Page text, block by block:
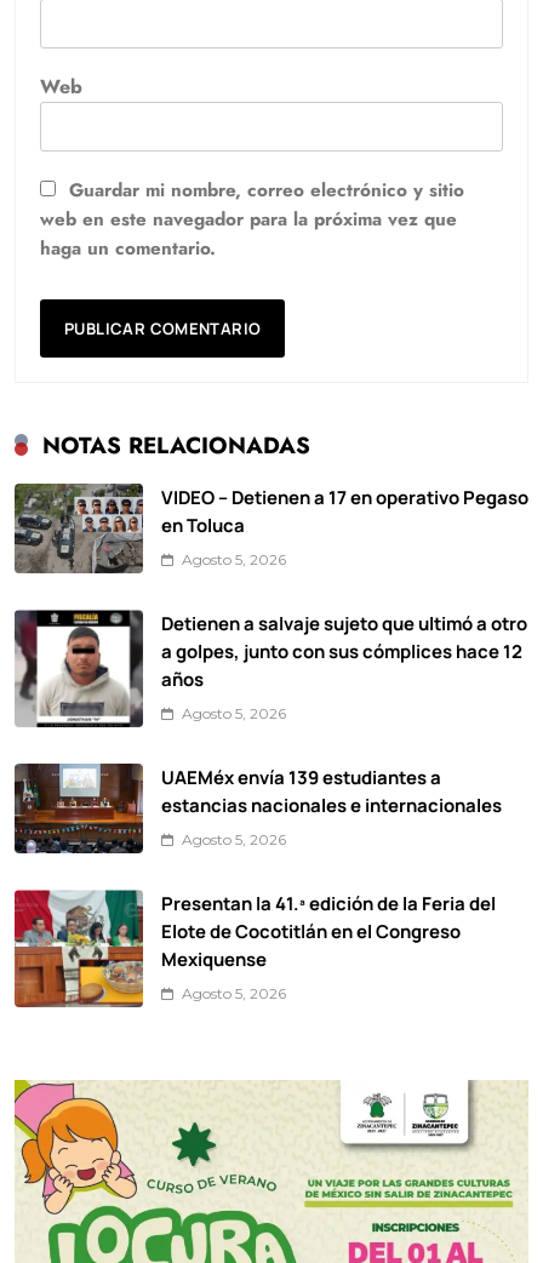
Web
Guardar mi nombre, correo electrónico y sitio
web en este navegador para la próxima vez que
haga un comentario.
NOTAS RELACIONADAS
VIDEO – Detienen a 17 en operativo Pegaso
en Toluca
Agosto 5, 2026
Detienen a salvaje sujeto que ultimó a otro
a golpes, junto con sus cómplices hace 12
años
Agosto 5, 2026
UAEMéx envía 139 estudiantes a
estancias nacionales e internacionales
Agosto 5, 2026
Presentan la 41.ª edición de la Feria del
Elote de Cocotitlán en el Congreso
Mexiquense
Agosto 5, 2026